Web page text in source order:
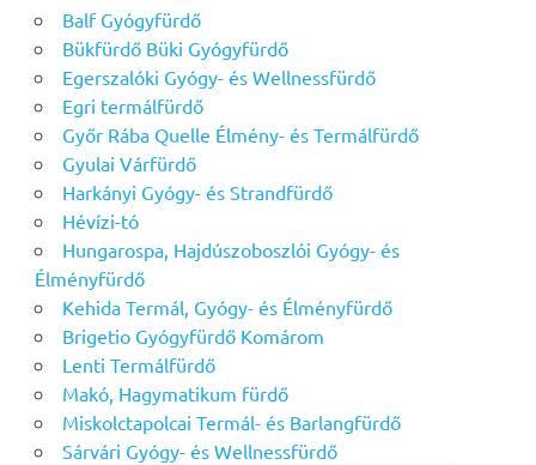
Balf Gyógyfürdő
Bükfürdő Büki Gyógyfürdő
Egerszalóki Gyógy- és Wellnessfürdő
Egri termálfürdő
Győr Rába Quelle Élmény- és Termálfürdő
Gyulai Várfürdő
Harkányi Gyógy- és Strandfürdő
Hévízi-tó
Hungarospa, Hajdúszoboszlói Gyógy- és
Élményfürdő
Kehida Termál, Gyógy- és Élményfürdő
Brigetio Gyógyfürdő Komárom
Lenti Termálfürdő
Makó, Hagymatikum fürdő
Miskolctapolcai Termál- és Barlangfürdő
Sárvári Gyógy- és Wellnessfürdő